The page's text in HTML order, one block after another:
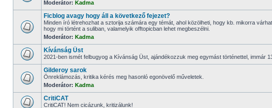
Moderátor: Kadma
Ficblog avagy hogy áll a következő fejezet?
Minden író létrehozhat a sztorija számára egy témát, ahol közölheti, hogy kb. mikorra
hogy mi történt a suliban, valamelyik offtopicban lehet megbeszélni.
Moderátor: Kadma
Kívánság Üst
2021-ben ismét felbugyog a Kívánság Üst, ajándékozzuk meg egymást történettel, immár
Gilderoy sarok
Önreklámozás, kritika kérés meg hasonló egonövelő műveletek.
Moderátor: Kadma
CritiCAT
CritiCAT! Nem cicázunk, kritizálunk!